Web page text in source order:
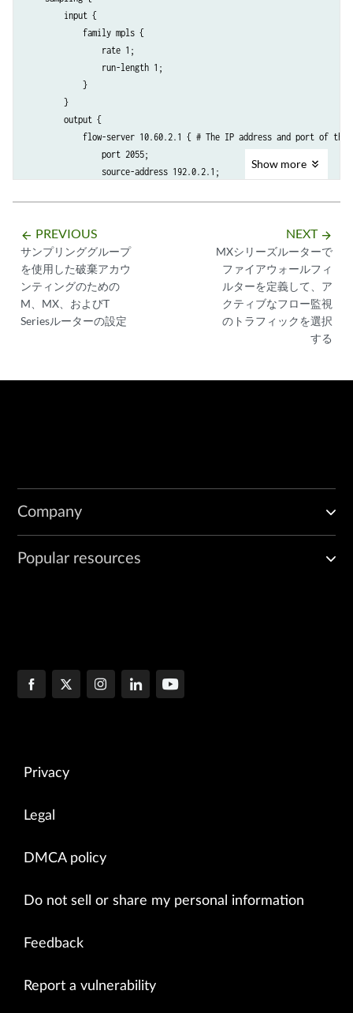
        input {
            family mpls {
                rate 1;
                run-length 1;
            }
        }
        output {
flow-server 10.60.2.1 { # The IP address and port of the
                port 2055;
                source-address 192.0.2.1;
template { # Indicates a template will organize
                    }
                }
            }
        }
    }
Show more
arrow_backward PREVIOUS
サンプリンググループ
を使用した破棄アカウ
ンティングのための
M、MX、およびT
Seriesルーターの設定
NEXT arrow_forward
MXシリーズルーターで
ファイアウォールフィ
ルターを定義して、ア
クティブなフロー監視
のトラフィックを選択
する
Company
Popular resources
Privacy
Legal
DMCA policy
Do not sell or share my personal information
Feedback
Report a vulnerability